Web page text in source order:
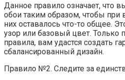
Данное правило означает, что
обои таким образом, чтобы при
них оставалось что-то общее.
узор или базовый цвет. Только
правила, вам удастся создать
сбалансированный дизайн.
Правило №2. Следите за